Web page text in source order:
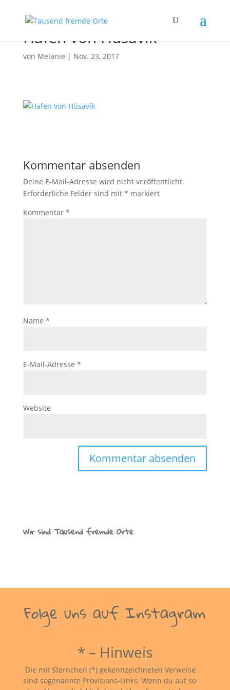
Hafen von Húsavík
von Melanie | Nov. 23, 2017
Kommentar absenden
Deine E-Mail-Adresse wird nicht veröffentlicht.
Erforderliche Felder sind mit * markiert
Kommentar *
Name *
E-Mail-Adresse *
Website
Wir sind Tausend fremde Orte
Folge uns auf Instagram
* – Hinweis
Die mit Sternchen (*) gekennzeichneten Verweise
sind sogenannte Provisions-Links. Wenn du auf so